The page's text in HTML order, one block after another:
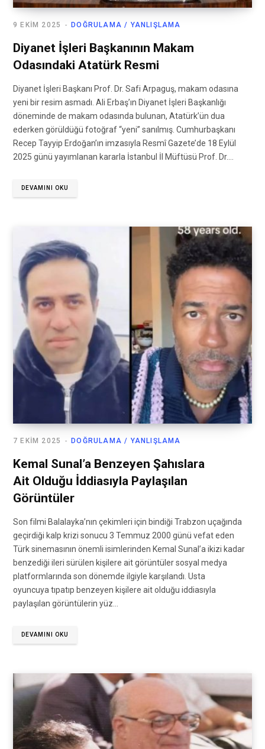
DOĞRULAMA / YANLIŞLAMA
9 EKIM 2025
Diyanet İşleri Başkanının Makam
Odasındaki Atatürk Resmi
Diyanet İşleri Başkanı Prof. Dr. Safi Arpaguş, makam odasına
yeni bir resim asmadı. Ali Erbaş’ın Diyanet İşleri Başkanlığı
döneminde de makam odasında bulunan, Atatürk’ün dua
ederken görüldüğü fotoğraf “yeni” sanılmış. Cumhurbaşkanı
Recep Tayyip Erdoğan’ın imzasıyla Resmî Gazete’de 18 Eylül
2025 günü yayımlanan kararla İstanbul İl Müftüsü Prof. Dr.…
DEVAMINI OKU
DOĞRULAMA / YANLIŞLAMA
7 EKIM 2025
Kemal Sunal’a Benzeyen Şahıslara
Ait Olduğu İddiasıyla Paylaşılan
Görüntüler
Son filmi Balalayka’nın çekimleri için bindiği Trabzon uçağında
geçirdiği kalp krizi sonucu 3 Temmuz 2000 günü vefat eden
Türk sinemasının önemli isimlerinden Kemal Sunal’a ikizi kadar
benzediği ileri sürülen kişilere ait görüntüler sosyal medya
platformlarında son dönemde ilgiyle karşılandı. Usta
oyuncuya tıpatıp benzeyen kişilere ait olduğu iddiasıyla
paylaşılan görüntülerin yüz…
DEVAMINI OKU